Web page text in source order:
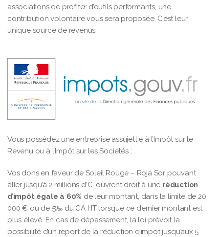
associations de profiter d’outils performants, une
contribution volontaire vous sera proposée. C’est leur
unique source de revenus.
Vous possédez une entreprise assujettie à l’Impôt sur le
Revenu ou à l’Impôt sur les Sociétés :
Vos dons en faveur de Soleil Rouge – Roja Sor pouvant
aller jusqu’à 2 millions d’€, ouvrent droit à une réduction
d’impôt égale à 60% de leur montant, dans la limite de 20
000 € ou de 5‰ du CA HT lorsque ce dernier montant est
plus élevé. En cas de dépassement, la loi prévoit la
possibilité d’un report de la réduction d’impôt jusqu’aux 5